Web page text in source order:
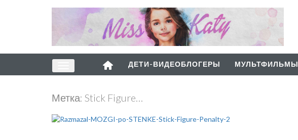
ДЕТИ-ВИДЕОБЛОГЕРЫ МУЛЬТФИЛЬМЫ
Метка: Stick Figure…